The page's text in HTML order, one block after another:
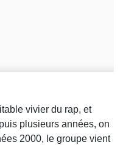
vivier du rap, et
plusieurs années, on
2000, le groupe vient